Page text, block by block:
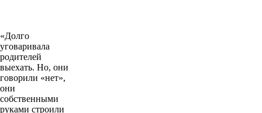
«Долго
уговаривала
родителей
выехать. Но, они
говорили «нет»,
они
собственными
руками строили